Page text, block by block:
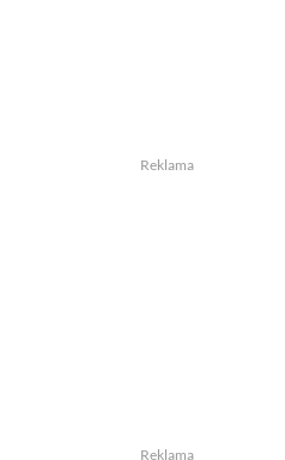
Reklama
Reklama